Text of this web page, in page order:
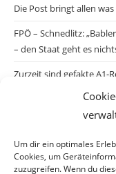
Um dir ein optimales
Cookies, um
zuzugreifen. Wenn du
Die Post bringt allen was
FPÖ – Schnedlitz:
– den Staat geht es
Zurzeit sind gefakte A1-
Salzburgs Juden und
die Gefahr endlich
Biologisches Wunder in
Ein vermeintliches